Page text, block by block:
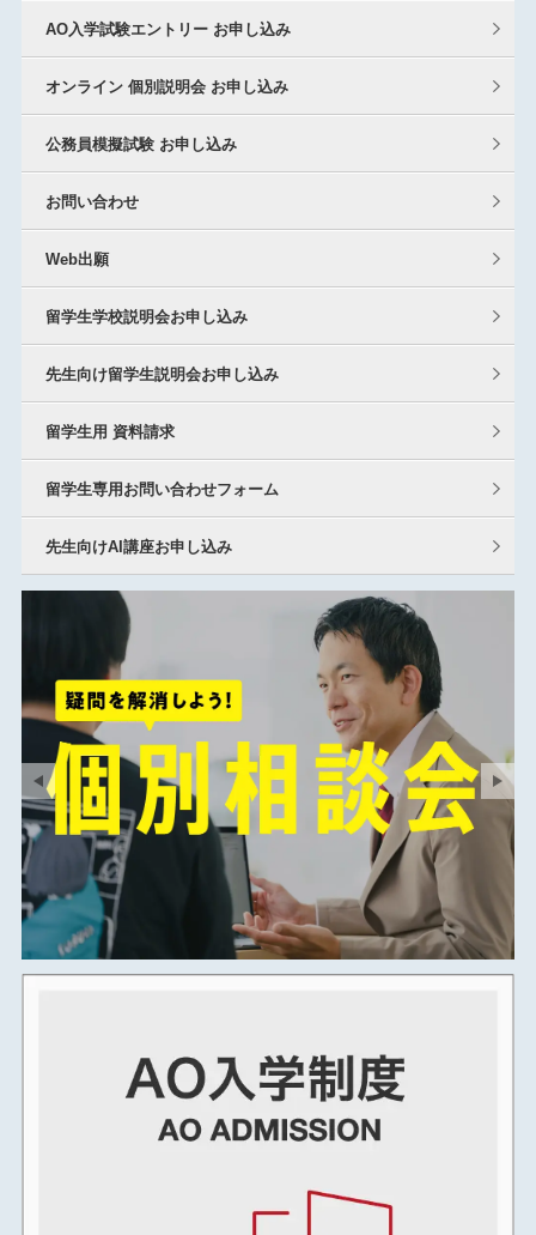
AO入学試験エントリー お申し込み
オンライン 個別説明会 お申し込み
公務員模擬試験 お申し込み
お問い合わせ
Web出願
留学生学校説明会お申し込み
先生向け留学生説明会お申し込み
留学生用 資料請求
留学生専用お問い合わせフォーム
先生向けAI講座お申し込み